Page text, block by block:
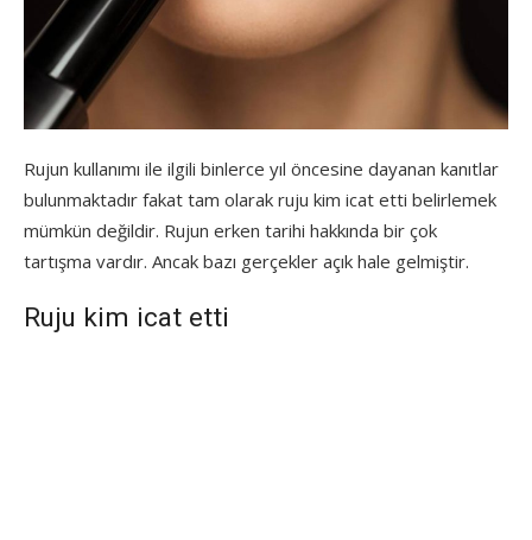
Rujun kullanımı ile ilgili binlerce yıl öncesine dayanan kanıtlar
bulunmaktadır fakat tam olarak ruju kim icat etti belirlemek
mümkün değildir. Rujun erken tarihi hakkında bir çok
tartışma vardır. Ancak bazı gerçekler açık hale gelmiştir.
Ruju kim icat etti